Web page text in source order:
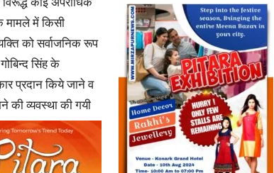
Paper
मामले में किसी
को सर्वाजनिक रूप
सिंह के
प्रदान किये जाने व
की व्यवस्था की गयी